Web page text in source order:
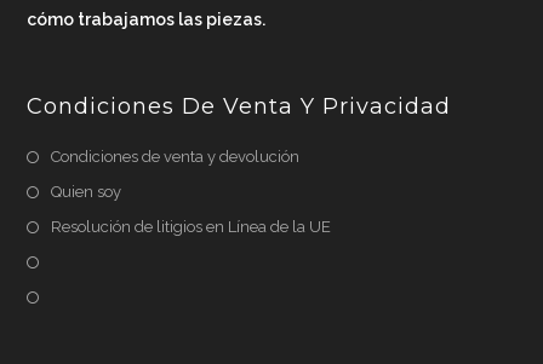
cómo trabajamos las piezas.
Condiciones De Venta Y Privacidad
Condiciones de venta y devolución
Quien soy
Resolución de litigios en Línea de la UE